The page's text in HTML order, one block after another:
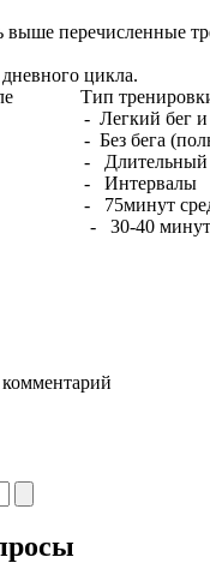
выше перечисленные
цикла.
Тип
бег и
(полный
среднего
30-40 минут